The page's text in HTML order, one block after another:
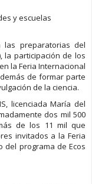
y escuelas
preparatorias del
la participación de los
la Feria Internacional
de formar parte
de la ciencia.
licenciada María del
dos mil 500
de los 11 mil que
invitados a la Feria
del programa de Ecos